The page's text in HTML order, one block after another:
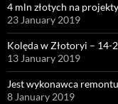
4 mln złotych na
23 January 2019
Kolęda w Złotoryi – 14-
13 January 2019
Jest wykonawca
8 January 2019